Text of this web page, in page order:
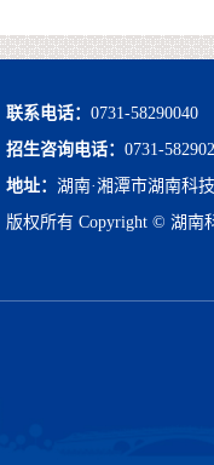
联系电话： 0731-58290040
招生咨询电话： 0731-
地址： 湖南·湘潭市湖南科
版权所有 Copyright © 湖南